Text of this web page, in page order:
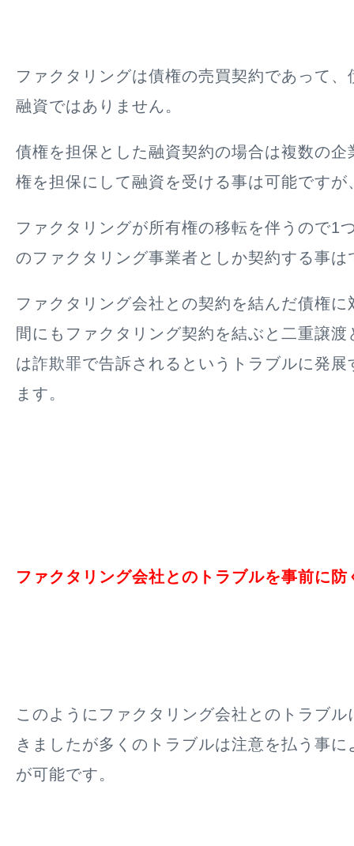
ファクタリングは債権の売買契約であって
融資ではありません。
債権を担保とした融資契約の場合は複数の企
権を担保にして融資を受ける事は可能ですが
ファクタリングが所有権の移転を伴うので1
のファクタリング事業者としか契約する事は
ファクタリング会社との契約を結んだ債権
間にもファクタリング契約を結ぶと二重譲
は詐欺罪で告訴されるというトラブルに発展
ます。
ファクタリング会社とのトラブルを事前に防
このようにファクタリング会社とのトラブ
きましたが多くのトラブルは注意を払う事
が可能です。